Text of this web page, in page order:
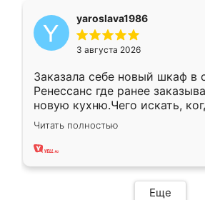
yaroslava1986
3 августа 2026
Заказала себе новый шкаф в
Ренессанс где ранее
новую кухню.Чего искать,
вполне довольна. Служит
два года, нареканий нет.
Читать полностью
Еще